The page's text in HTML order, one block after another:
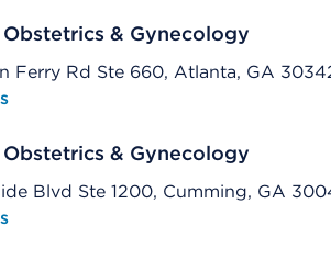
& Gynecology
Ferry Rd Ste 660, Atlanta, GA
map application on mobile devices
& Gynecology
Blvd Ste 1200, Cumming, GA
map application on mobile devices